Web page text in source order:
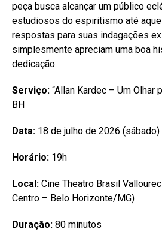
peça busca alcançar um público
estudiosos do espiritismo até
respostas para suas indagações
simplesmente apreciam uma boa
dedicação.
Serviço: “Allan Kardec – Um Olhar
BH
Data: 18 de julho de 2026 (sábado)
Horário: 19h
Local: Cine Theatro Brasil
Centro – Belo Horizonte/MG)
Duração: 80 minutos